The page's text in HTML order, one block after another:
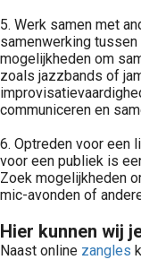
5. Werk samen met
samenwerking
mogelijkheden om
zoals jazzbands of
communiceren en
6. Optreden voor een
voor een publiek is
Zoek mogelijkheden
mic-avonden of
Hier kunnen wij
Naast online zangles